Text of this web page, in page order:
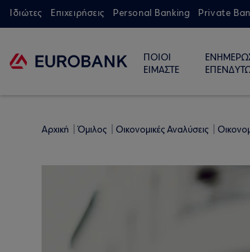
Ιδιώτες Επιχειρήσεις Personal Banking Private
ΠΟΙΟΙ
ΕΙΜΑΣΤΕ
Αρχική Όμιλος Οικονομικές Αναλύσεις